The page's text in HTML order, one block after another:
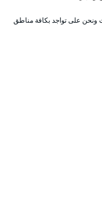
على تواجد بكافة مناطق